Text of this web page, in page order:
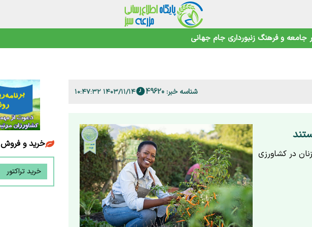
جامعه و فرهنگ زنبورداری جام جهانی
شناسه خبر: 49620 ۱۴۰۳/۱۱/۱۴ ۱۰:۴۷:۳۲
در کشاورزی
خرید و فروش
خرید تراکتور